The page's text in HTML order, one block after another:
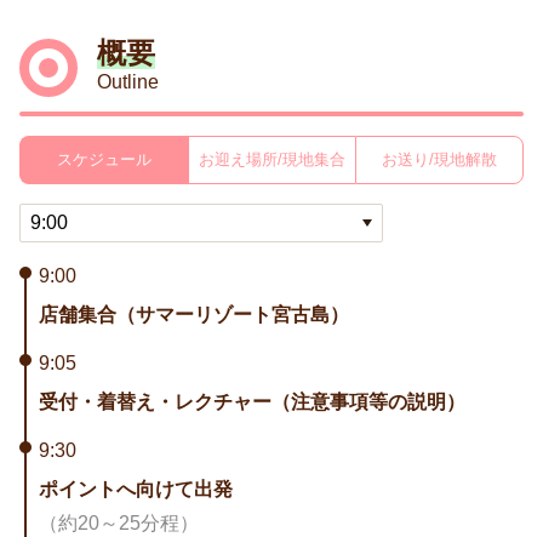
概要
Outline
スケジュール お迎え場所/現地集合 お送り/現地解散
9:00
店舗集合（サマーリゾート宮古島）
9:05
受付・着替え・レクチャー（注意事項等の説明）
9:30
ポイントへ向けて出発
（約20～25分程）